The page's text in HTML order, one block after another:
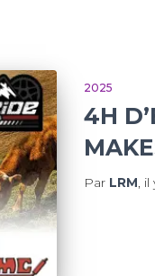
2025
4H
Par LRM, il